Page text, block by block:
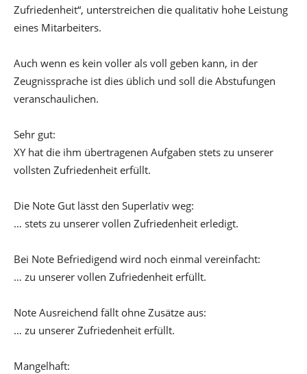
Zufriedenheit“, unterstreichen die qualitativ hohe Leistung
eines Mitarbeiters.
Auch wenn es kein voller als voll geben kann, in der
Zeugnissprache ist dies üblich und soll die Abstufungen
veranschaulichen.
Sehr gut:
XY hat die ihm übertragenen Aufgaben stets zu unserer
vollsten Zufriedenheit erfüllt.
Die Note Gut lässt den Superlativ weg:
… stets zu unserer vollen Zufriedenheit erledigt.
Bei Note Befriedigend wird noch einmal vereinfacht:
… zu unserer vollen Zufriedenheit erfüllt.
Note Ausreichend fällt ohne Zusätze aus:
… zu unserer Zufriedenheit erfüllt.
Mangelhaft: